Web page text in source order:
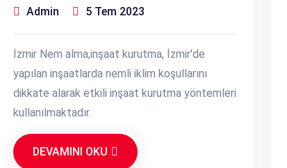
Admin 5 Tem 2023
İzmir Nem alma,inşaat kurutma, İzmir'de
yapılan inşaatlarda nemli iklim koşullarını
dikkate alarak etkili inşaat kurutma yöntemleri
kullanılmaktadır.
DEVAMINI OKU